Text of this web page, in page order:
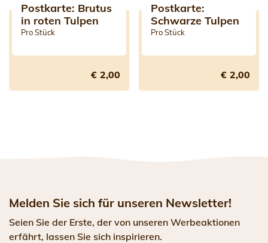
Postkarte: Brutus
in roten Tulpen
Pro Stück
€ 2,00
Postkarte:
Schwarze Tulpen
Pro Stück
€ 2,00
Melden Sie sich für unseren Newsletter!
Seien Sie der Erste, der von unseren Werbeaktionen
erfährt, lassen Sie sich inspirieren.